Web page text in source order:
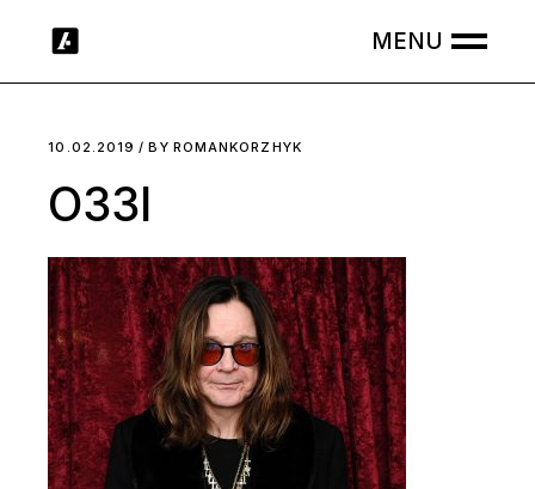
10.02.2019 BY ROMANKORZHYK
ОЗЗІ